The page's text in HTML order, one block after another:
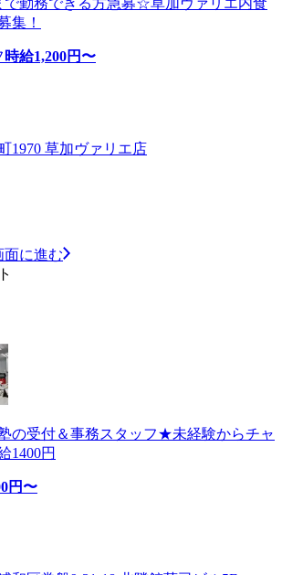
集！
時給1,200円〜
1970 草加ヴァリエ店
面に進む
の受付＆事務スタッフ★未経験からチャ
1400円
円〜